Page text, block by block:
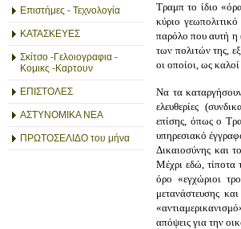
Επιστήμες - Τεχνολογία
ΚΑΤΑΣΚΕΥΕΣ
Σκίτσο -Γελοιογραφια -
Κομικς -Καρτουν
ΕΠΙΣΤΟΛΕΣ
ΑΣΤΥΝΟΜΙΚΑ ΝΕΑ
ΠΡΩΤΟΣΕΛΙΔΟ του μήνα
Τραμπ το ίδιο
κύριο
παρόλο που αυτή η
των πολιτών της,
οι οποίοι, ως
Να τα
ελευθερίες
επίσης, όπως ο
υπηρεσιακό
Δικαιοσύνης και
Μέχρι εδώ, τίποτα
όρο «εγχώριοι
μετανάστευσης
απόψεις για την